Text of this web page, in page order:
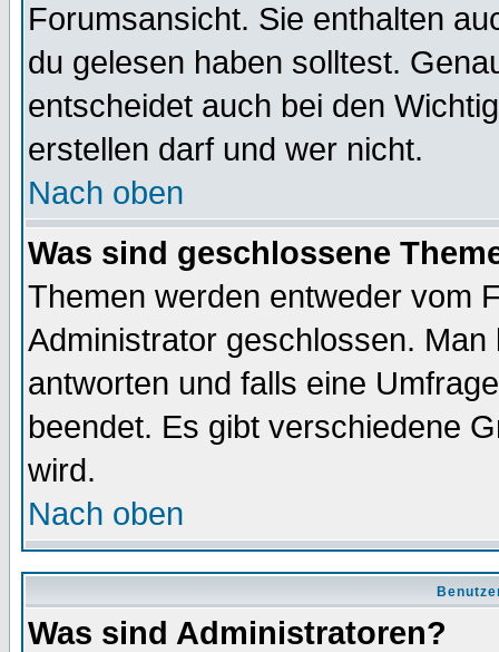
Forumsansicht. Sie enthalten
du gelesen haben solltest.
entscheidet auch bei den
erstellen darf und wer nicht.
Nach oben
Was sind geschlossene
Themen werden entweder vom
Administrator geschlossen.
antworten und falls eine
beendet. Es gibt verschiedene
wird.
Nach oben
Was sind Administratoren?